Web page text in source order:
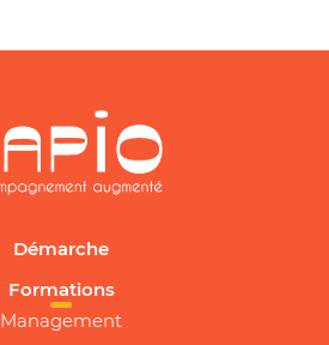
Démarche
Formations
Management